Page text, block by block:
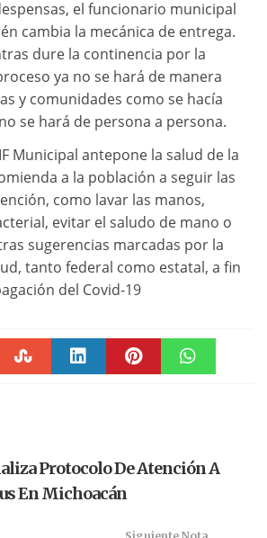
el funcionario municipal
cambia la mecánica de entrega.
dure la continencia por la
ya no se hará de manera
y comunidades como se hacía
se hará de persona a persona.
Municipal antepone la salud de la
a la población a seguir las
como lavar las manos,
evitar el saludo de mano o
sugerencias marcadas por la
tanto federal como estatal, a fin
del Covid-19
Protocolo De Atención A
En Michoacán